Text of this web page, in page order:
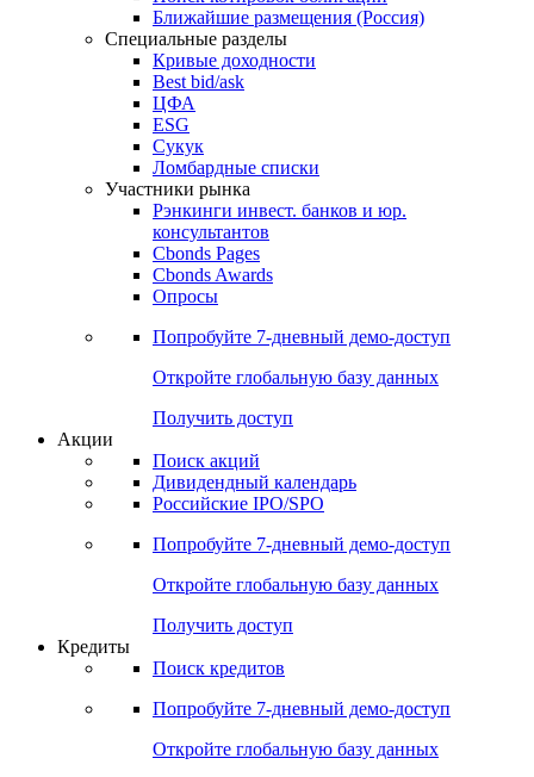
Ближайшие размещения (Россия)
Специальные разделы
Кривые доходности
Best bid/ask
ЦФА
ESG
Сукук
Ломбардные списки
Участники рынка
Рэнкинги инвест. банков и юр.
консультантов
Cbonds Pages
Cbonds Awards
Опросы
Попробуйте 7-дневный демо-доступ
Откройте глобальную базу данных
Получить доступ
Акции
Поиск акций
Дивидендный календарь
Российские IPO/SPO
Попробуйте 7-дневный демо-доступ
Откройте глобальную базу данных
Получить доступ
Кредиты
Поиск кредитов
Попробуйте 7-дневный демо-доступ
Откройте глобальную базу данных